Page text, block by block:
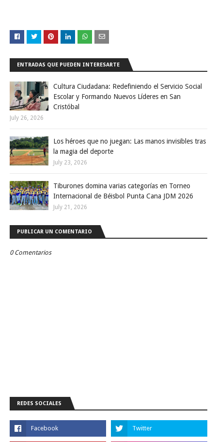
ENTRADAS QUE PUEDEN INTERESARTE
Cultura Ciudadana: Redefiniendo el Servicio Social
Escolar y Formando Nuevos Líderes en San
Cristóbal
July 26, 2026
Los héroes que no juegan: Las manos invisibles tras
la magia del deporte
July 23, 2026
Tiburones domina varias categorías en Torneo
Internacional de Béisbol Punta Cana JDM 2026
July 21, 2026
PUBLICAR UN COMENTARIO
0 Comentarios
REDES SOCIALES